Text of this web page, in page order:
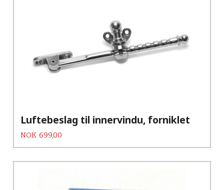
Luftebeslag til innervindu, forniklet
Pris
NOK 699,00